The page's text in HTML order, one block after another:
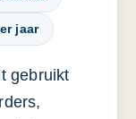
jaar
gebruikt